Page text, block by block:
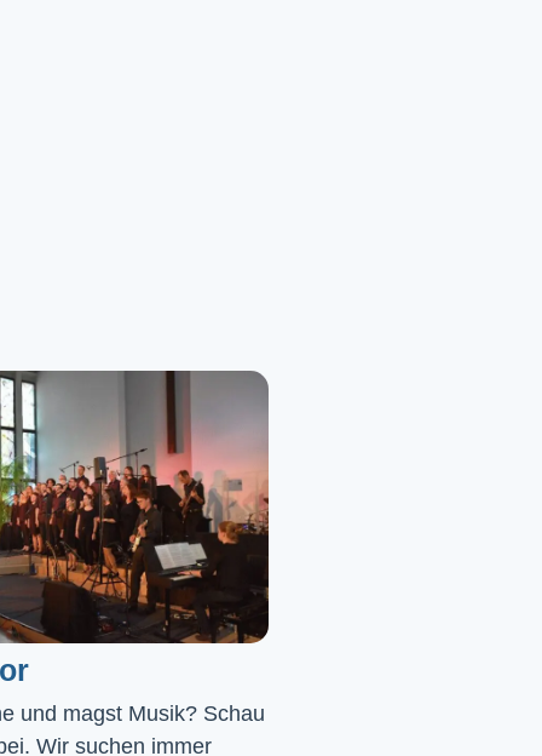
und magst Musik? Schau
Wir suchen immer